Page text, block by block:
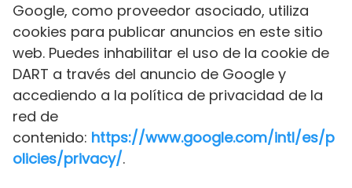
Google, como proveedor asociado, utiliza
cookies para publicar anuncios en este sitio
web. Puedes inhabilitar el uso de la cookie de
DART a través del anuncio de Google y
accediendo a la política de privacidad de la
red de
contenido: https://www.google.com/intl/es/p
olicies/privacy/.